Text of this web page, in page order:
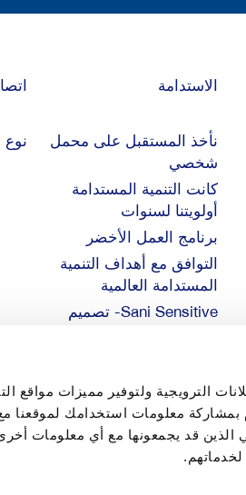
الترويجية ولتوفير مميزات مواقع
بمشاركة معلومات استخدامك لموقعنا
الذين قد يجمعونها مع أي معلومات
الاستدامة
نأخذ المستقبل على محمل
شخصي
كانت التنمية المستدامة
أولويتنا لسنوات
برنامج العمل الأخضر
التوافق مع أهداف التنمية
المستدامة العالمية
Sani Sensitive- تصميم
مستقبل مستدام
نوع